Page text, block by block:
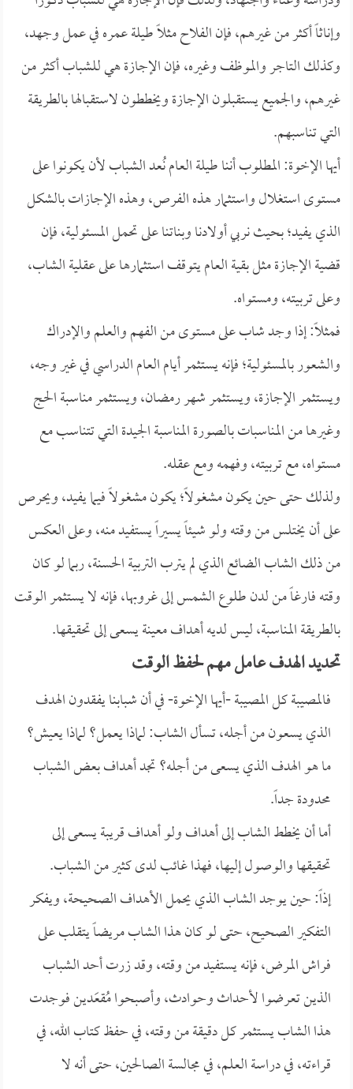
وإناثاً أكثر من غيرهم، فإن الفلاح مثلاً طيلة عمره في عمل وجهد،
وكذلك التاجر والموظف وغيره، فإن الإجازة هي للشباب أكثر من
غيرهم، والجميع يستقبلون الإجازة ويخططون لاستقبالها بالطريقة
التي تناسبهم.
أيها الإخوة: المطلوب أننا طيلة العام نُعد الشباب لأن يكونوا على
مستوى استغلال واستثمار هذه الفرص، وهذه الإجازات بالشكل
الذي يفيد؛ بحيث نربي أولادنا وبناتنا على تحمل المسئولية، فإن
قضية الإجازة مثل بقية العام يتوقف استثمارها على عقلية الشاب،
وعلى تربيته، ومستواه.
فمثلاً: إذا وجد شاب على مستوى من الفهم والعلم والإدراك
والشعور بالمسئولية؛ فإنه يستثمر أيام العام الدراسي في غير وجه،
ويستثمر الإجازة، ويستثمر شهر رمضان، ويستثمر مناسبة الحج
وغيرها من المناسبات بالصورة المناسبة الجيدة التي تتناسب مع
مستواه، مع تربيته، وفهمه ومع عقله.
ولذلك حتى حين يكون مشغولاً؛ يكون مشغولاً فيما يفيد، ويحرص
على أن يختلس من وقته ولو شيئاً يسيراً يستفيد منه، وعلى العكس
من ذلك الشاب الضائع الذي لم يترب التربية الحسنة، ربما لو كان
وقته فارغاً من لدن طلوع الشمس إلى غروبها، فإنه لا يستثمر الوقت
بالطريقة المناسبة، ليس لديه أهداف معينة يسعى إلى تحقيقها.
تحديد الهدف عامل مهم لحفظ الوقت
فالمصيبة كل المصيبة -أيها الإخوة- في أن شبابنا يفقدون الهدف
الذي يسعون من أجله، تسأل الشاب: لماذا يعمل؟ لماذا يعيش؟
ما هو الهدف الذي يسعى من أجله؟ تجد أهداف بعض الشباب
محدودة جداً.
أما أن يخطط الشاب إلى أهداف ولو أهداف قريبة يسعى إلى
تحقيقها والوصول إليها، فهذا غائب لدى كثير من الشباب.
إذاً: حين يوجد الشاب الذي يحمل الأهداف الصحيحة، ويفكر
التفكير الصحيح، حتى لو كان هذا الشاب مريضاً يتقلب على
فراش المرض، فإنه يستفيد من وقته، وقد زرت أحد الشباب
الذين تعرضوا لأحداث وحوادث، وأصبحوا مُقعَدين فوجدت
هذا الشاب يستثمر كل دقيقة من وقته، في حفظ كتاب الله، في
قراءته، في دراسة العلم، في مجالسة الصالحين، حتى أنه لا